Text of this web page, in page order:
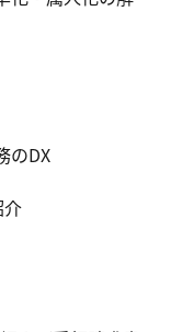
のDX​